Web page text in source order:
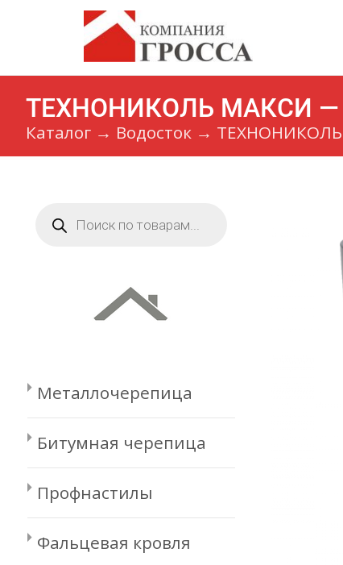
ТЕХНОНИКОЛЬ МАКСИ —
Каталог → Водосток →
товаров
Металлочерепица
Битумная черепица
Профнастилы
Фальцевая кровля